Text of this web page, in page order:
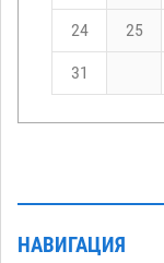
24 25
31
НАВИГАЦИЯ